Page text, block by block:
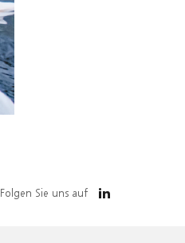
Folgen Sie uns auf